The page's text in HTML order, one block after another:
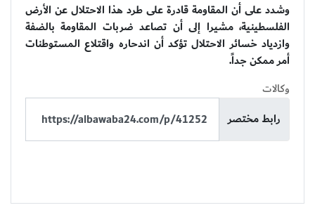
وشدد على أن المقاومة قادرة على طرد هذا الاحتلال عن الأرض
الفلسطينية، مشيرا إلى أن تصاعد ضربات المقاومة بالضفة
وازدياد خسائر الاحتلال تؤكد أن اندحاره واقتلاع المستوطنات
أمر ممكن جداً.
وكالات
رابط مختصر